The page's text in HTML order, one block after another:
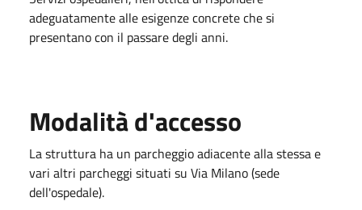
adeguatamente alle esigenze concrete che si
presentano con il passare degli anni.
Modalità d'accesso
La struttura ha un parcheggio adiacente alla stessa e
vari altri parcheggi situati su Via Milano (sede
dell'ospedale).